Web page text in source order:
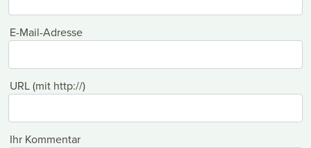
E-Mail-Adresse
URL (mit http://)
Ihr Kommentar